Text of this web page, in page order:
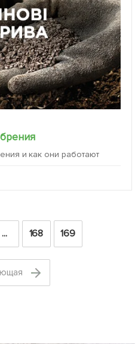
и как они работают
... 168 169